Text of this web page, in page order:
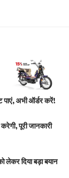
अभी ऑर्डर करें!
पूरी जानकारी
लेकर दिया बड़ा बयान